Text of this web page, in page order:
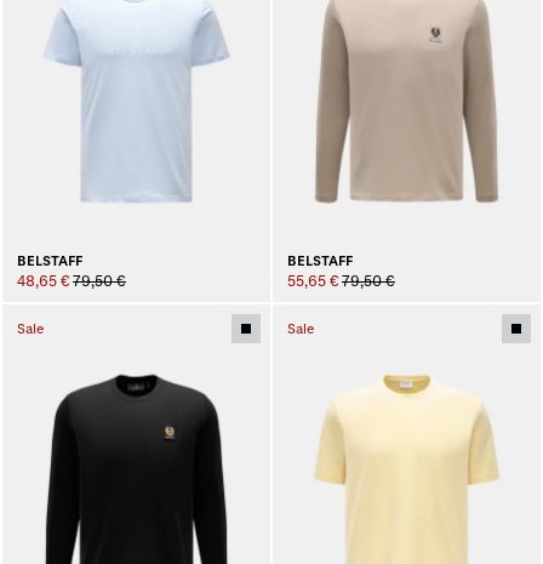
BELSTAFF
48,65 € 79,50 €
BELSTAFF
55,65 € 79,50 €
Sale Sale